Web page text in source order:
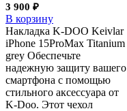
3 900 ₽
В корзину
Накладка K-DOO Keivlar
iPhone 15ProMax Titanium
grey Обеспечьте
надежную защиту вашего
смартфона с помощью
стильного аксессуара от
K-Doo. Этот чехол